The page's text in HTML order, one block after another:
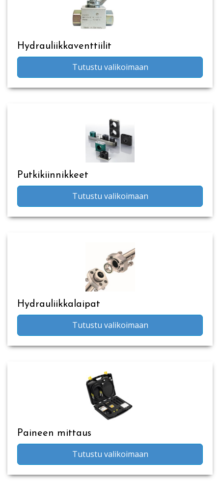
Hydrauliikkaventtiilit
Tutustu valikoimaan
Putkikiinnikkeet
Tutustu valikoimaan
Hydrauliikkalaipat
Tutustu valikoimaan
Paineen mittaus
Tutustu valikoimaan